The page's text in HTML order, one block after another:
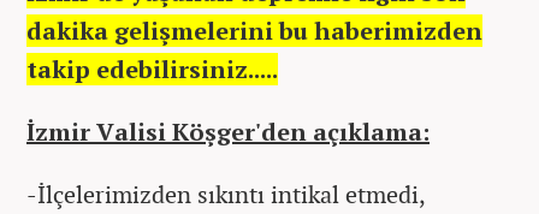
dakika gelişmelerini bu haberimizden
takip edebilirsiniz.....
İzmir Valisi Köşger'den açıklama:
-İlçelerimizden sıkıntı intikal etmedi,